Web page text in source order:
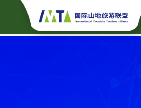
首页 新闻中心